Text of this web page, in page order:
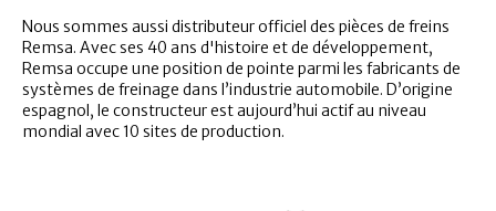
Nous sommes aussi distributeur officiel des pièces de freins
Remsa. Avec ses 40 ans d'histoire et de développement,
Remsa occupe une position de pointe parmi les fabricants de
systèmes de freinage dans l’industrie automobile. D’origine
espagnol, le constructeur est aujourd’hui actif au niveau
mondial avec 10 sites de production.